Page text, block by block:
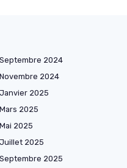
Septembre 2024
Novembre 2024
Janvier 2025
Mars 2025
Mai 2025
Juillet 2025
Septembre 2025